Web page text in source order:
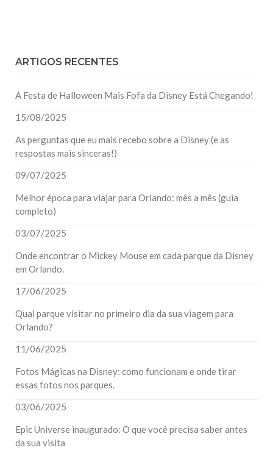
ARTIGOS RECENTES
A Festa de Halloween Mais Fofa da Disney Está Chegando!
15/08/2025
As perguntas que eu mais recebo sobre a Disney (e as
respostas mais sinceras!)
09/07/2025
Melhor época para viajar para Orlando: mês a mês (guia
completo)
03/07/2025
Onde encontrar o Mickey Mouse em cada parque da Disney
em Orlando.
17/06/2025
Qual parque visitar no primeiro dia da sua viagem para
Orlando?
11/06/2025
Fotos Mágicas na Disney: como funcionam e onde tirar
essas fotos nos parques.
03/06/2025
Epic Universe inaugurado: O que você precisa saber antes
da sua visita